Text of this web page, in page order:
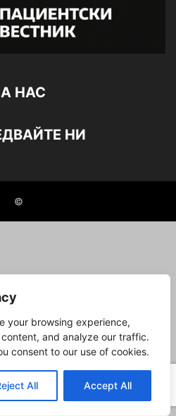
your browsing experience,
and analyze our traffic.
consent to our use of cookies.
All Accept All
НАС
НИ
©